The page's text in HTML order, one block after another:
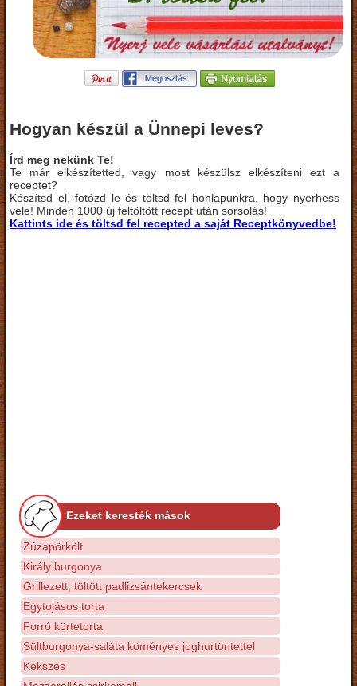
Hogyan készül a Ünnepi leves?
Írd meg nekünk Te!
Te már elkészítetted, vagy most készülsz elkészíteni ezt a
receptet?
Készítsd el, fotózd le és töltsd fel honlapunkra, hogy nyerhess
vele! Minden 1000 új feltöltött recept után sorsolás!
Kattints ide és töltsd fel recepted a saját Receptkönyvedbe!
Ezeket keresték mások
Zúzapörkölt
Király burgonya
Grillezett, töltött padlizsántekercsek
Egytojásos torta
Forró körtetorta
Sültburgonya-saláta köményes joghurtöntettel
Kekszes